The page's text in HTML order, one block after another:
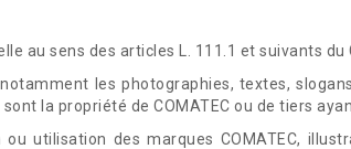
au sens des articles L. 111.1 et suivants
les photographies, textes,
la propriété de COMATEC ou de tiers
utilisation des marques COMATEC,